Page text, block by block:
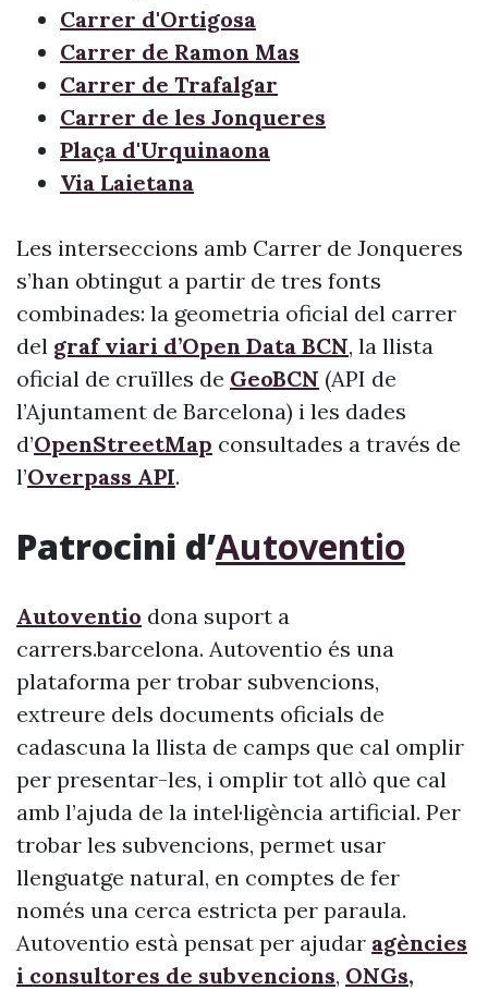
Carrer d'Ortigosa
Carrer de Ramon Mas
Carrer de Trafalgar
Carrer de les Jonqueres
Plaça d'Urquinaona
Via Laietana
Les interseccions amb Carrer de Jonqueres
s’han obtingut a partir de tres fonts
combinades: la geometria oficial del carrer
del graf viari d’Open Data BCN, la llista
oficial de cruïlles de GeoBCN (API de
l’Ajuntament de Barcelona) i les dades
d’OpenStreetMap consultades a través de
l’Overpass API.
Patrocini d’Autoventio
Autoventio dona suport a
carrers.barcelona. Autoventio és una
plataforma per trobar subvencions,
extreure dels documents oficials de
cadascuna la llista de camps que cal omplir
per presentar-les, i omplir tot allò que cal
amb l’ajuda de la intel·ligència artificial. Per
trobar les subvencions, permet usar
llenguatge natural, en comptes de fer
només una cerca estricta per paraula.
Autoventio està pensat per ajudar agències
i consultores de subvencions, ONGs,